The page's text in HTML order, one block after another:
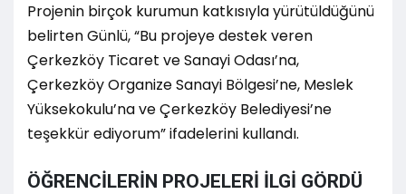
Projenin birçok kurumun katkısıyla yürütüldüğünü
belirten Günlü, “Bu projeye destek veren
Çerkezköy Ticaret ve Sanayi Odası’na,
Çerkezköy Organize Sanayi Bölgesi’ne, Meslek
Yüksekokulu’na ve Çerkezköy Belediyesi’ne
teşekkür ediyorum” ifadelerini kullandı.
ÖĞRENCİLERİN PROJELERİ İLGİ GÖRDÜ